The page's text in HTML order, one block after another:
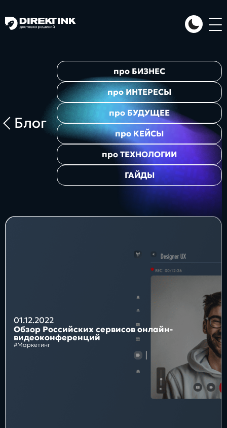
Направления
Web System
Проекты
Будущее
Продукты
Блог
про БИЗНЕС
про ИНТЕРЕСЫ
про БУДУЩЕЕ
про КЕЙСЫ
проТЕХНОЛОГИИ
ГАЙДЫ
01.12.2022
Обзор Российских сервисов онлайн-
видеоконференций
#Маркетинг